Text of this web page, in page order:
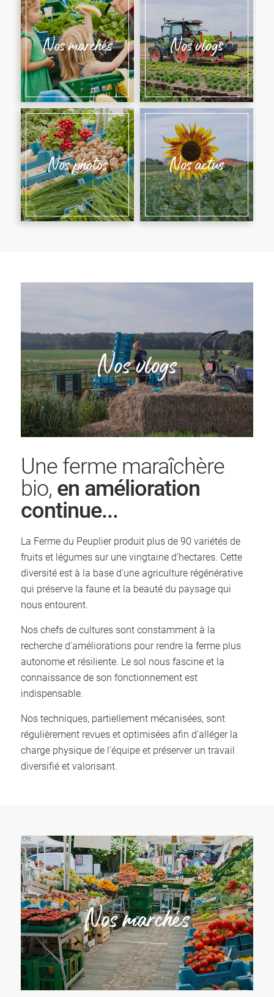
Nos marchés Nos vlogs
Nos photos Nos actus
Nos vlogs
Une ferme maraîchère
bio, en amélioration
continue...
La Ferme du Peuplier produit plus de 90 variétés de
fruits et légumes sur une vingtaine d'hectares. Cette
diversité est à la base d'une agriculture régénérative
qui préserve la faune et la beauté du paysage qui
nous entourent.
Nos chefs de cultures sont constamment à la
recherche d'améliorations pour rendre la ferme plus
autonome et résiliente. Le sol nous fascine et la
connaissance de son fonctionnement est
indispensable.
Nos techniques, partiellement mécanisées, sont
régulièrement revues et optimisées afin d'alléger la
charge physique de l'équipe et préserver un travail
diversifié et valorisant.
Nos marchés